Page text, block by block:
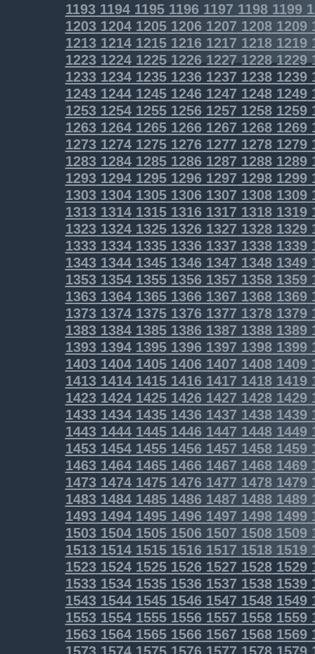
11931194119511961197 11981199
12031204120512061207 12081209
12131214121512161217 12181219
1223122412251226122712281229
1233123412351236123712381239
1243124412451246124712481249
1253125412551256125712581259
1263126412651266126712681269
1273127412751276127712781279
1283128412851286128712881289
1293129412951296129712981299
1303130413051306130713081309
1313131413151316131713181319
1323132413251326132713281329
1333133413351336133713381339
1343134413451346134713481349
1353135413551356135713581359
1363136413651366136713681369
1373137413751376137713781379
1383138413851386138713881389
1393139413951396139713981399
14031404140514061407 14081409
14131414141514161417 14181419
1423142414251426142714281429
14331434143514361437 14381439
14431444144514461447 14481449
14531454145514561457 14581459
14631464146514661467 14681469
14731474147514761477 14781479
14831484148514861487 14881489
14931494149514961497 14981499
15031504150515061507 15081509
15131514151515161517 15181519
1523152415251526152715281529
1533153415351536153715381539
1543154415451546154715481549
1553155415551556155715581559
1563156415651566156715681569